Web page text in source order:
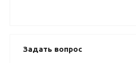
Задать вопрос